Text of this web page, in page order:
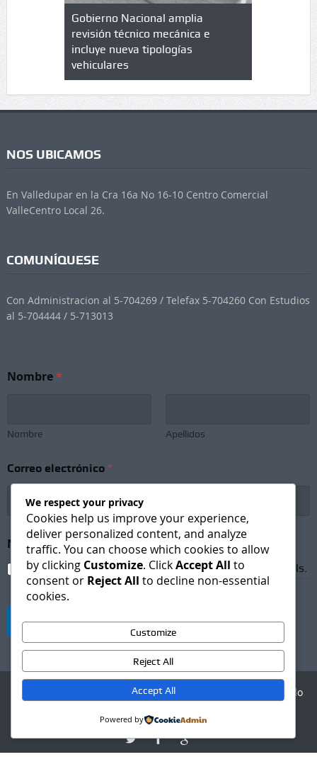
en
Gobierno Nacional amplia
revisión técnico mecánica e
incluye nueva tipologías
vehiculares
Qué es
NOS UBICAMOS
En Valledupar en la Cra 16a No 16-10 Centro Comercial
ValleCentro Local 26.
COMUNÍQUESE
Con Administracion al 5-704269 / Telefax 5-704260 Con Estudios
al 5-704444 / 5-713013
e
e
e
r
o
m
r
Nombre*
Nombre Apellidos
Correo electrónico *
Newsletter Subscription*
I agree to receive newsletters and promotional emails.
Suscribirse
Agencia Digital - Desarrollo
We respect your privacy
Cookies help us improve your experience,
deliver personalized content, and analyze
traffic. You can choose which cookies to allow
by clicking Customize. ClickAccept All to
consent or Reject All to decline non-essential
cookies.
Customize
Reject All
Accept All
Powered by